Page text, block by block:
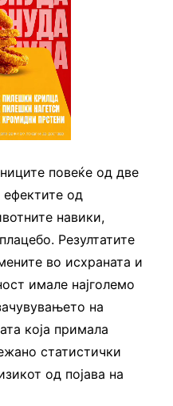
повеќе од две
од
навики,
Резултатите
во исхраната и
имале најголемо
на
која примала
статистички
од појава на